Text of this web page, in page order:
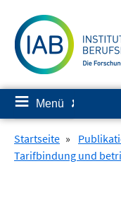
zum
Inhalt
≡ Menü ✘
Startseite »
Tarifbindung und